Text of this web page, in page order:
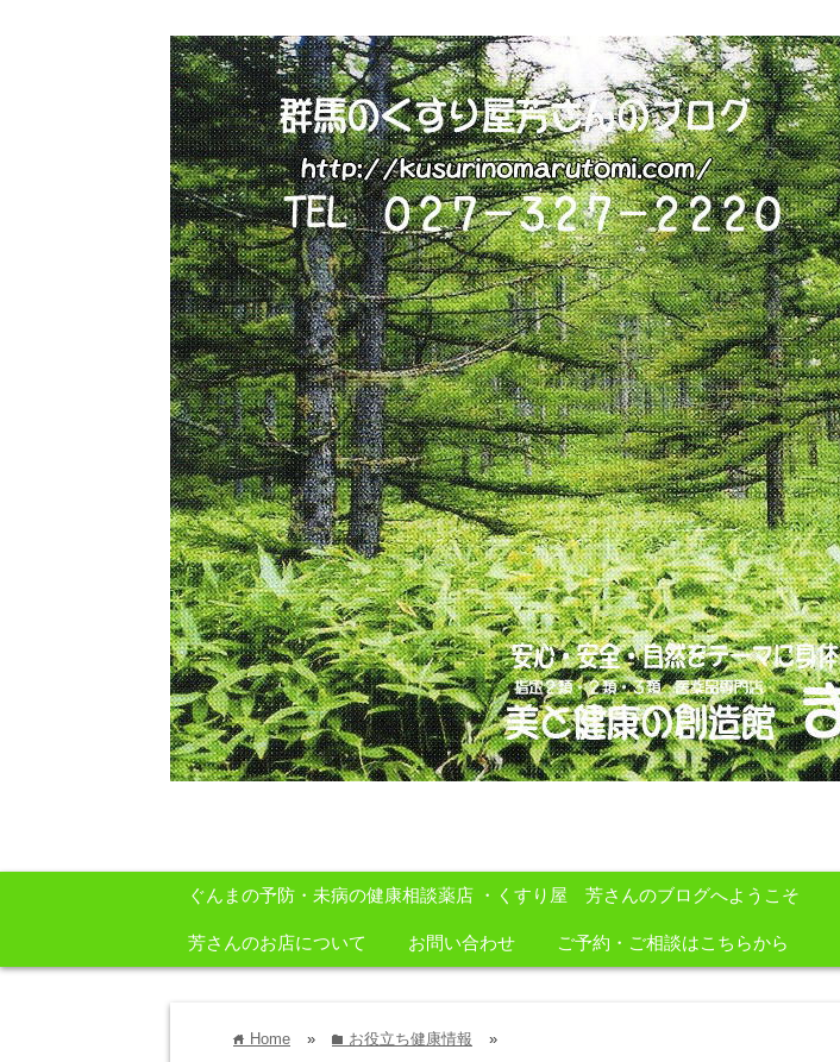
ぐんまの予防・未病の健康相談薬店 ・くすり屋 芳さんのブログへようこそ
芳さんのお店について お問い合わせ ご予約・ご相談はこちらから
home Home » folder お役立ち健康情報 »